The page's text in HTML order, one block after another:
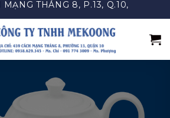
THÁNG 8, P.13, Q.10,